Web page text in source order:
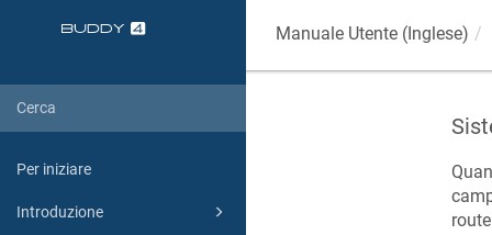
Per iniziare
Introduzione
Manuale Utente (Inglese)